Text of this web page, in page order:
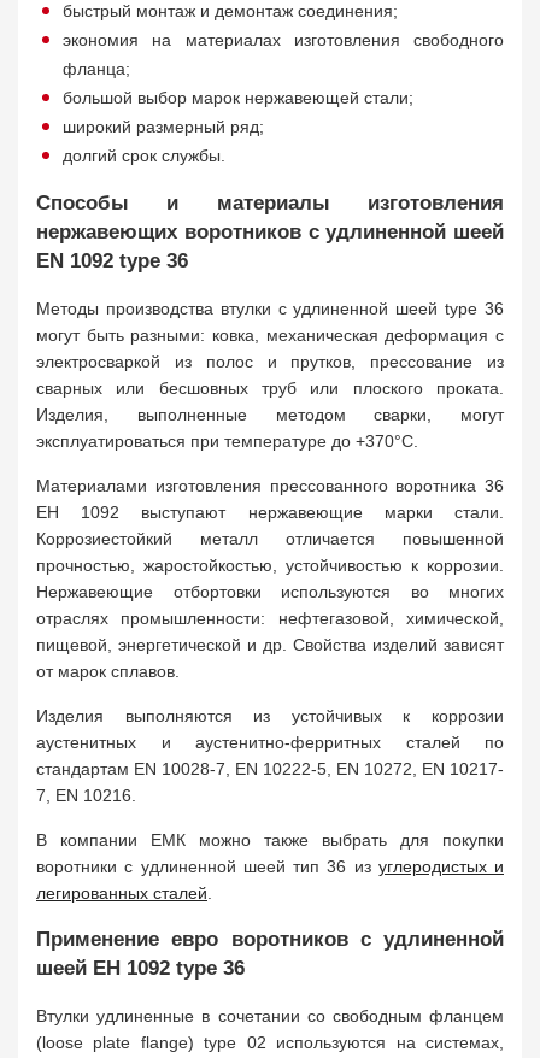
быстрый монтаж и демонтаж соединения;
экономия на материалах изготовления свободного
фланца;
большой выбор марок нержавеющей стали;
широкий размерный ряд;
долгий срок службы.
Способы и материалы изготовления
нержавеющих воротников с удлиненной шеей
EN 1092 type 36
Методы производства втулки с удлиненной шеей type 36
могут быть разными: ковка, механическая деформация с
электросваркой из полос и прутков, прессование из
сварных или бесшовных труб или плоского проката.
Изделия, выполненные методом сварки, могут
эксплуатироваться при температуре до +370°C.
Материалами изготовления прессованного воротника 36
ЕН 1092 выступают нержавеющие марки стали.
Коррозиестойкий металл отличается повышенной
прочностью, жаростойкостью, устойчивостью к коррозии.
Нержавеющие отбортовки используются во многих
отраслях промышленности: нефтегазовой, химической,
пищевой, энергетической и др. Свойства изделий зависят
от марок сплавов.
Изделия выполняются из устойчивых к коррозии
аустенитных и аустенитно-ферритных сталей по
стандартам EN 10028-7, EN 10222-5, EN 10272, EN 10217-
7, EN 10216.
В компании ЕМК можно также выбрать для покупки
воротники с удлиненной шеей тип 36 из углеродистых и
легированных сталей
Применение евро воротников с удлиненной
шеей ЕН 1092 type 36
Втулки удлиненные в сочетании со свободным фланцем
(loose plate flange) type 02 используются на системах,